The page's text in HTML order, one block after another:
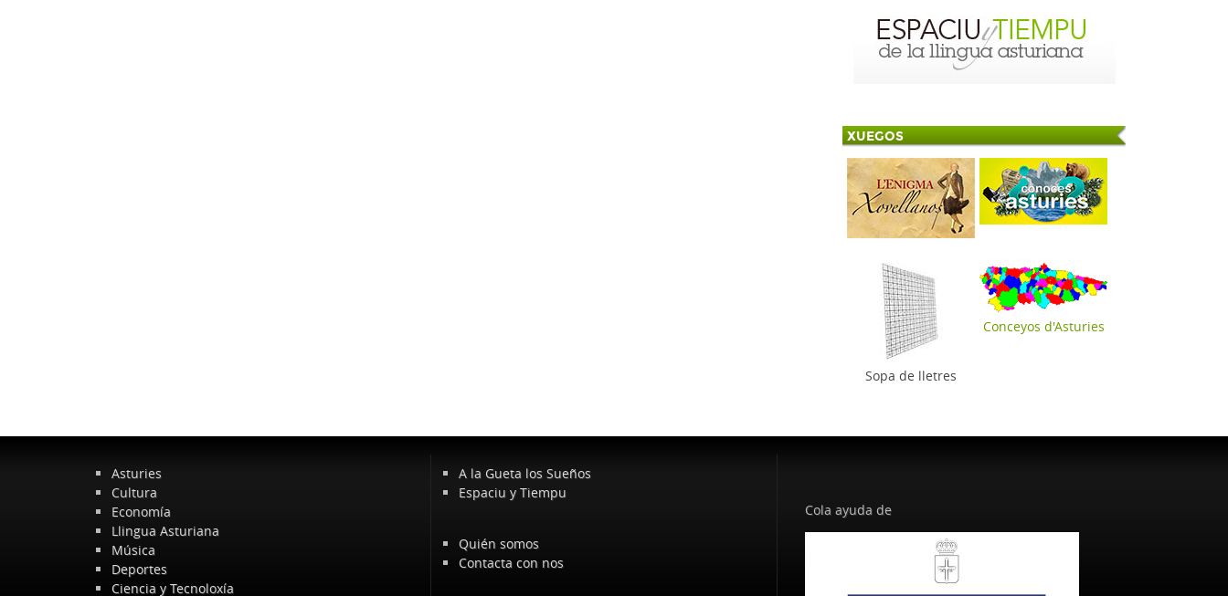
XUEGOS
Sopa de lletres
Conceyos d'Asturies
Asturies
Cultura
Economía
Llingua Asturiana
Música
Deportes
Ciencia y Tecnoloxía
A la Gueta los Sueños
Espaciu y Tiempu
Quién somos
Contacta con nos
Cola ayuda de